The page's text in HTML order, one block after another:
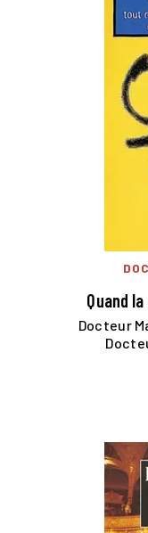
Quand
Docteur